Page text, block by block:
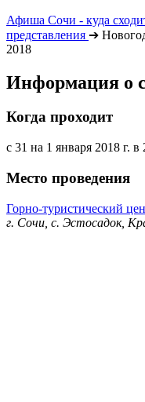
Афиша Сочи - куда
представления ➔
2018
Информация о
Когда проходит
с 31 на 1 января 2018 г. в
Место проведения
Горно-туристический
г. Сочи, с. Эстосадок,